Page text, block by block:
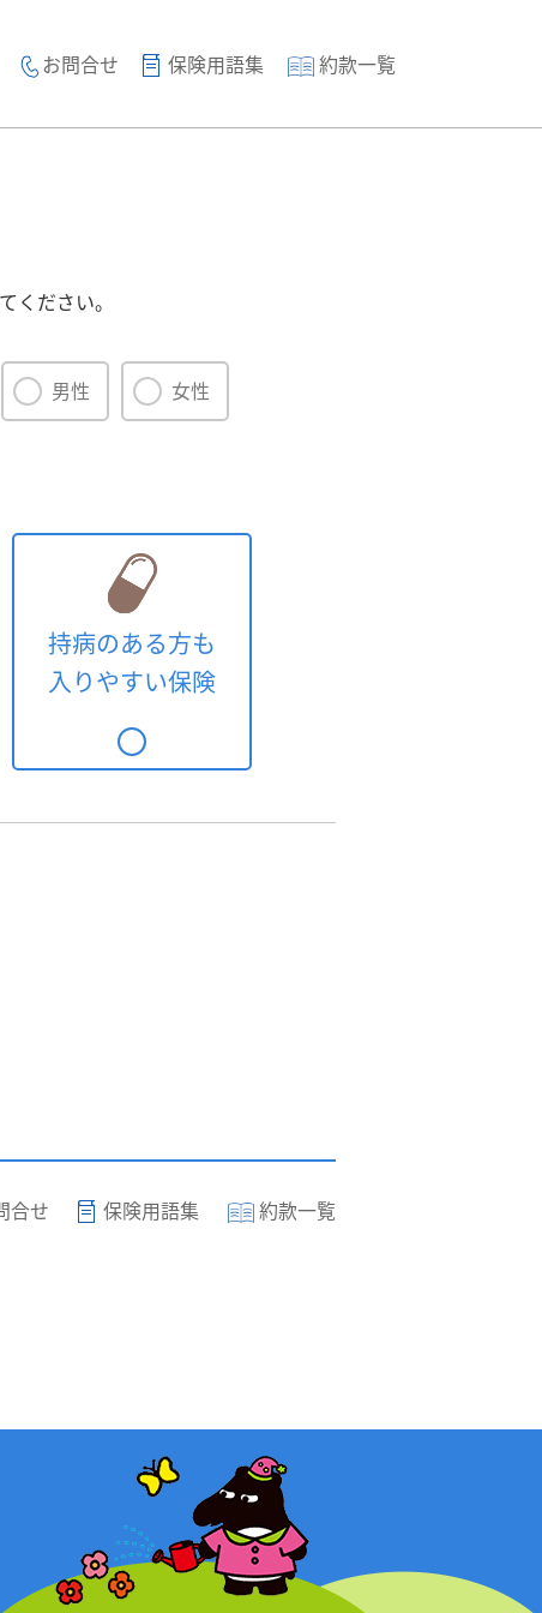
お問合せ 保険用語集 約款一覧
ください。
男性 女性
持病のある方も
入りやすい保険
合せ 保険用語集 約款一覧